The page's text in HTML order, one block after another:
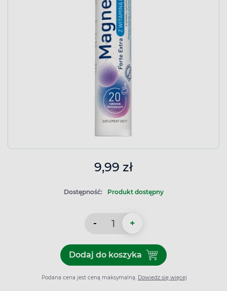
9,99 zł
Dostępność: Produkt dostępny
- +
Dodaj do koszykaDodaj do koszyka Magnez
Podana cena jest ceną maksymalną. Dowiedz się więcej